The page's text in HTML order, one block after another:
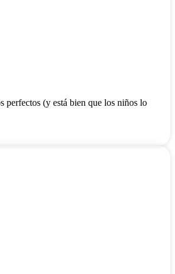
perfectos (y está bien que los niños lo